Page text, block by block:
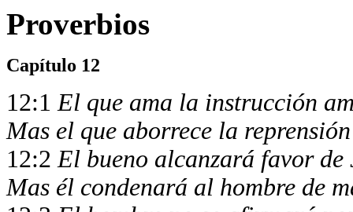
Proverbios
Capítulo 12
12:1 El que ama la instrucción
Mas el que aborrece la
12:2El bueno alcanzará favor
Mas él condenará al hombre de